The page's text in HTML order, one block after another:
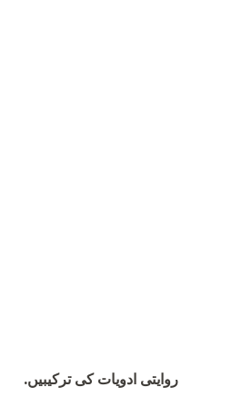
روایتی ادویات کی ترکیبیں.